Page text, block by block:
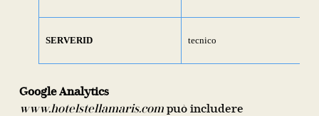
SERVERID tecnico
Google Analytics
www.hotelstellamaris.com può includere